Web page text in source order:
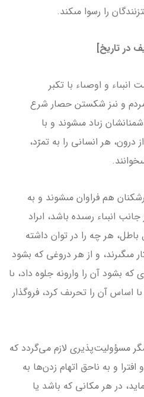
را رسوا مى­کند.
در تاریخ]
انبىاء و اوصىاء با تکبر
و نىز شکستن حصار شرع
زىاد مى­شوند و با
درون، هر انسانى را به تمرّد،
هم فراوان مى­شوند و به
انبىاء رسىده باشد، اىراد
هر چه را در توان داشته
مى­گىرند، و از هر دروغى که بشود
که بشود آن را وارونه جلوه داد، ىا
اساس آن را تحرىف کرد، فروگذار
مسؤولیت‌پذیری لازم می‌گردد که
و به ناحق اتهام زدن‌ها به
در هر مکانی که باشد یا